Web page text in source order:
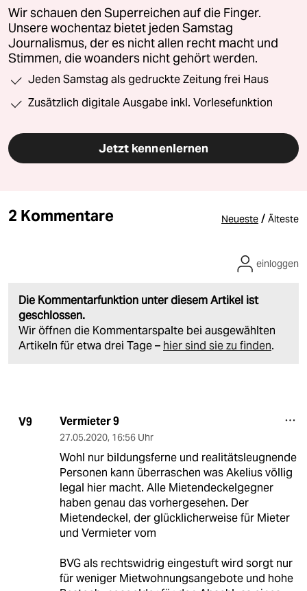
Wir schauen den Superreichen auf die Finger.
Unsere wochentaz bietet jeden Samstag
Journalismus, der es nicht allen recht macht und
Stimmen, die woanders nicht gehört werden.
Jeden Samstag als gedruckte Zeitung frei Haus
Zusätzlich digitale Ausgabe inkl. Vorlesefunktion
Jetzt kennenlernen
2 Kommentare Neueste / Älteste
Die Kommentarfunktion unter diesem Artikel ist
geschlossen.
Wir öffnen die Kommentarspalte bei ausgewählten
Artikeln für etwa drei Tage – hier sind sie zu finden.
einloggen
V9 Vermieter 9
27.05.2020, 16:56 Uhr
Wohl nur bildungsferne und realitätsleugnende
Personen kann überraschen was Akelius völlig
legal hier macht. Alle Mietendeckelgegner
haben genau das vorhergesehen. Der
Mietendeckel, der glücklicherweise für Mieter
und Vermieter vom
BVG als rechtswidrig eingestuft wird sorgt nur
für weniger Mietwohnungsangebote und hohe